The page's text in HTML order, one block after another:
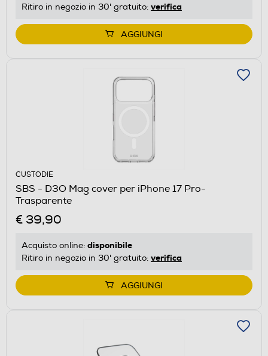
Ritiro in negozio in 30' gratuito: verifica
AGGIUNGI
CUSTODIE
SBS - D3O Mag cover per iPhone 17 Pro-
Trasparente
€ 39,90
Acquisto online: disponibile
Ritiro in negozio in 30' gratuito: verifica
AGGIUNGI